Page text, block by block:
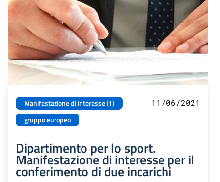
Manifestazione di interesse (1)
gruppo europeo
11/06/2021
Dipartimento per lo sport.
Manifestazione di interesse per il
conferimento di due incarichi